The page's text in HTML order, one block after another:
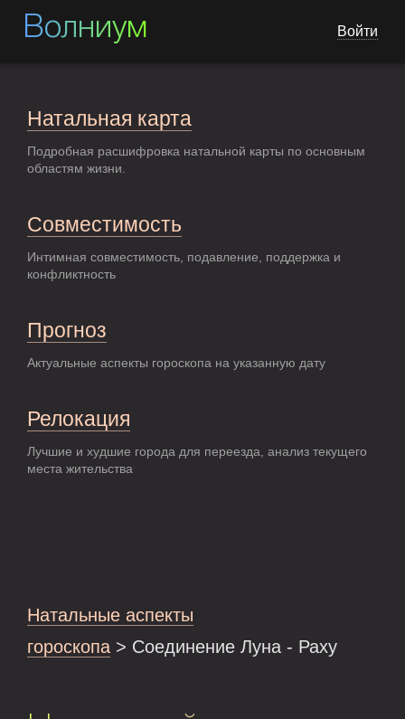
Волниум Войти
Натальная карта
Подробная расшифровка натальной карты по основным
областям жизни.
Совместимость
Интимная совместимость, подавление, поддержка и
конфликтность
Прогноз
Актуальные аспекты гороскопа на указанную дату
Релокация
Лучшие и худшие города для переезда, анализ текущего
места жительства
Натальные аспекты
гороскопа > Соединение Луна - Раху